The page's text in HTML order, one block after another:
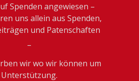
Spenden angewiesen –
uns allein aus Spenden,
und Patenschaften
wir wo wir können um
Unterstützung.